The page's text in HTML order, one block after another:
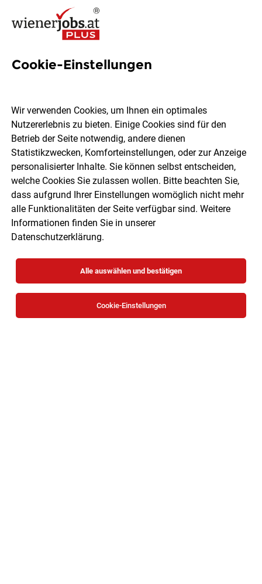
Senior Entwickler elektrische
Rheinmetall MAN Military Vehicles Österreich
GesmbH
Wien Vollzeit 07.08.2026
Cookie-Einstellungen
Wir verwenden Cookies, um Ihnen ein optimales
Nutzererlebnis zu bieten. Einige Cookies sind für den
Betrieb der Seite notwendig, andere dienen
Statistikzwecken, Komforteinstellungen, oder zur Anzeige
personalisierter Inhalte. Sie können selbst entscheiden,
welche Cookies Sie zulassen wollen. Bitte beachten Sie,
dass aufgrund Ihrer Einstellungen womöglich nicht mehr
alle Funktionalitäten der Seite verfügbar sind. Weitere
Informationen finden Sie in unserer
Datenschutzerklärung.
Alle auswählen und bestätigen
Cookie-Einstellungen